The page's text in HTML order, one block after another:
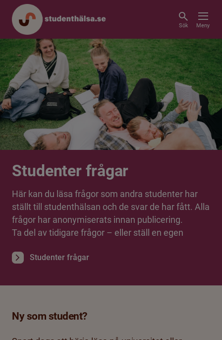
Sök Meny
Studenter frågar
Här kan du läsa frågor som andra studenter har
ställt till studenthälsan och de svar de har fått. Alla
frågor har anonymiserats innan publicering.
Ta del av tidigare frågor – eller ställ en egen
Studenter frågar
Ny som student?